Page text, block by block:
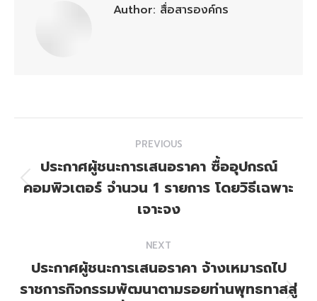
Author: สื่อสารองค์กร
navigation
PREVIOUS
Previous
ประกาศผู้ชนะการเสนอราคา ซื้ออุปกรณ์
คอมพิวเตอร์ จำนวน 1 รายการ โดยวิธีเฉพาะ
เจาะจง
NEXT
Next
ประกาศผู้ชนะการเสนอราคา จ้างเหมารถไป
ราชการกิจกรรมพัฒนาตามรอยท่านพุทธทาสสู่